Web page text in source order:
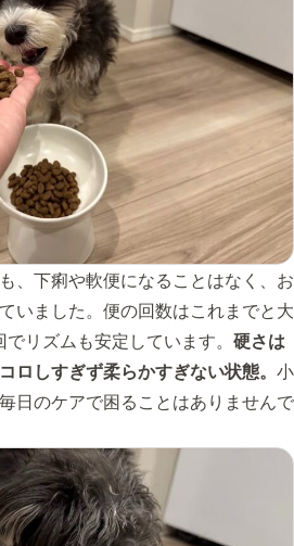
、下痢や軟便になることはなく、お
いました。便の回数はこれまでと大
リズムも安定しています。 硬さは
ロしすぎず柔らかすぎない状態。 小
日のケアで困ることはありませんで